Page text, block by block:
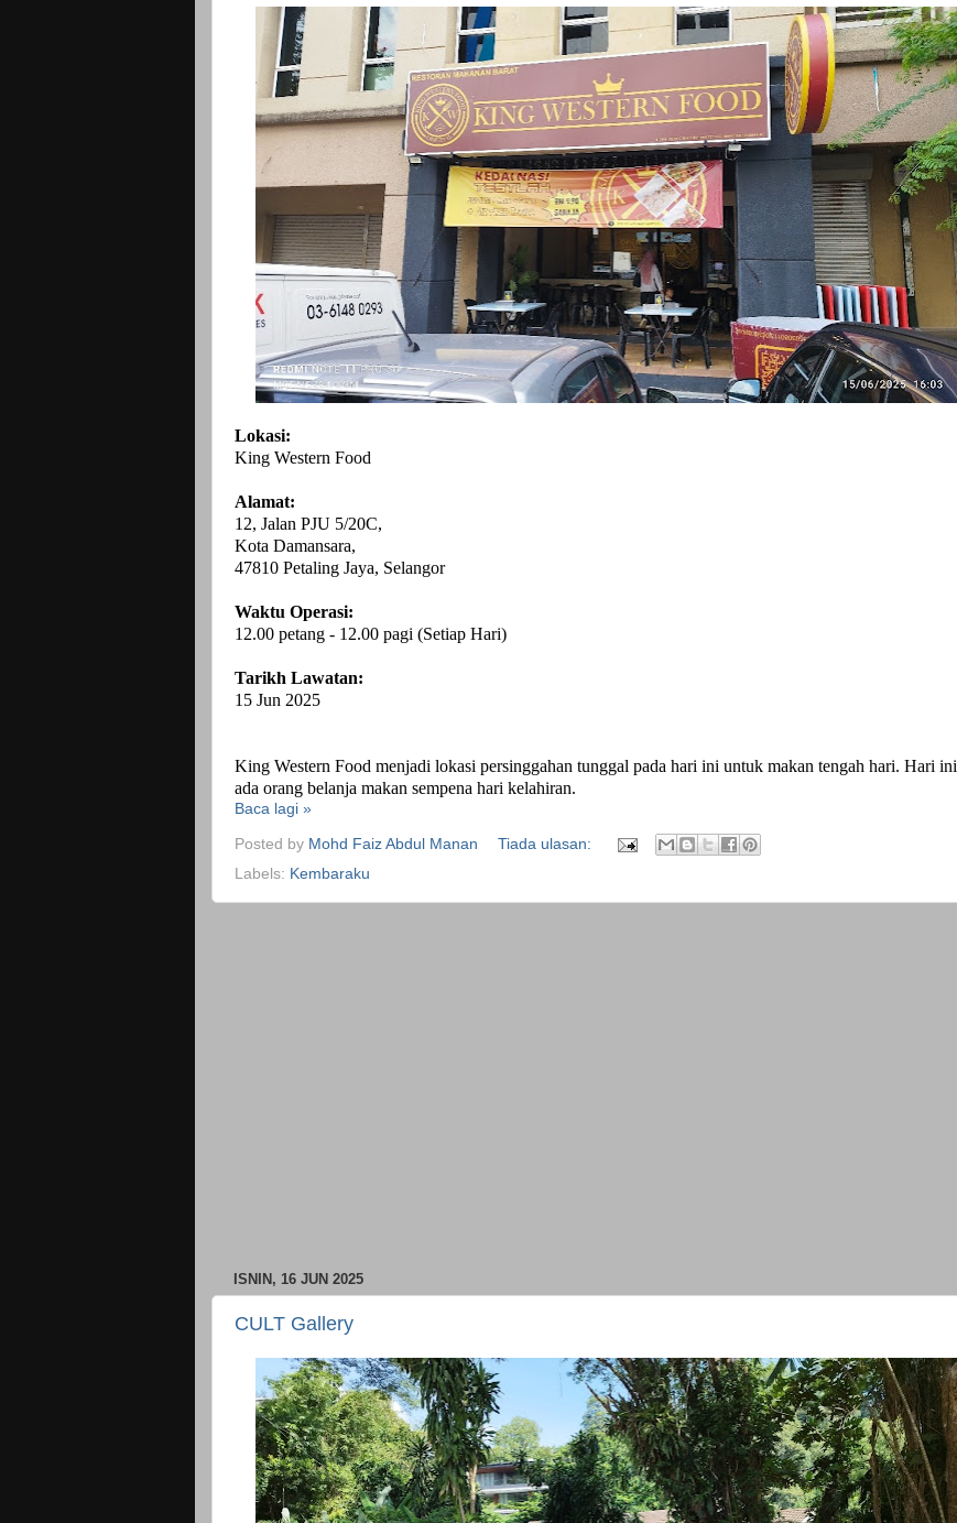
Lokasi:
King Western Food
Alamat:
12, Jalan PJU 5/20C,
Kota Damansara,
47810 Petaling Jaya, Selangor
Waktu Operasi:
12.00 petang - 12.00 pagi (Setiap Hari)
Tarikh Lawatan:
15 Jun 2025
King Western Food menjadi lokasi persinggahan tunggal pada hari ini untuk makan tengah hari. Hari ini
ada orang belanja makan sempena hari kelahiran.
Baca lagi »
Posted by Mohd Faiz Abdul Manan
Tiada ulasan:
Labels: Kembaraku
ISNIN, 16 JUN 2025
CULT Gallery